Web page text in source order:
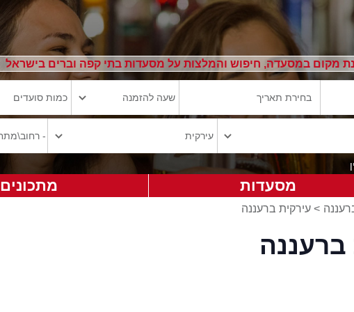
מקום במסעדה, חיפוש והמלצות על מסעדות בתי קפה וברים בישראל
מסעדות מתכונים
> עירקית ברעננה